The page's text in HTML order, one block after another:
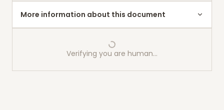
More information about this document
Verifying you are human…